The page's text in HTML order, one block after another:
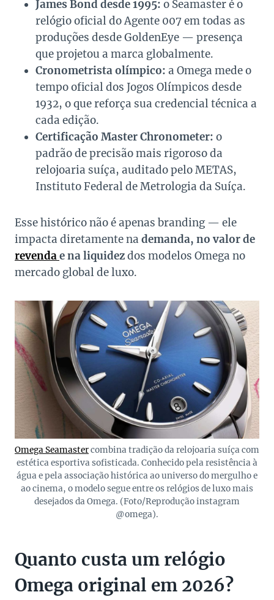
James Bond desde 1995: o Seamaster é o
relógio oficial do Agente 007 em todas as
produções desde GoldenEye — presença
que projetou a marca globalmente.
Cronometrista olímpico: a Omega mede o
tempo oficial dos Jogos Olímpicos desde
1932, o que reforça sua credencial técnica a
cada edição.
Certificação Master Chronometer: o
padrão de precisão mais rigoroso da
relojoaria suíça, auditado pelo METAS,
Instituto Federal de Metrologia da Suíça.
Esse histórico não é apenas branding — ele
impacta diretamente na demanda, no valor de
revendae na liquidezdos modelos Omega no
mercado global de luxo.
Omega Seamastercombina tradição da relojoaria suíça com
estética esportiva sofisticada. Conhecido pela resistência à
água e pela associação histórica ao universo do mergulho e
ao cinema, o modelo segue entre os relógios de luxo mais
desejados da Omega. (Foto/Reprodução instagram
@omega).
Quanto custa um relógio
Omega original em 2026?